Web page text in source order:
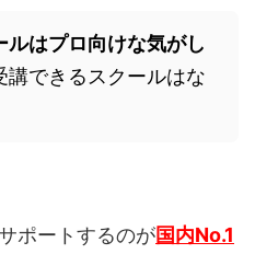
ルはプロ向けな気がし
講できるスクールはな
ポートするのが国内No.1